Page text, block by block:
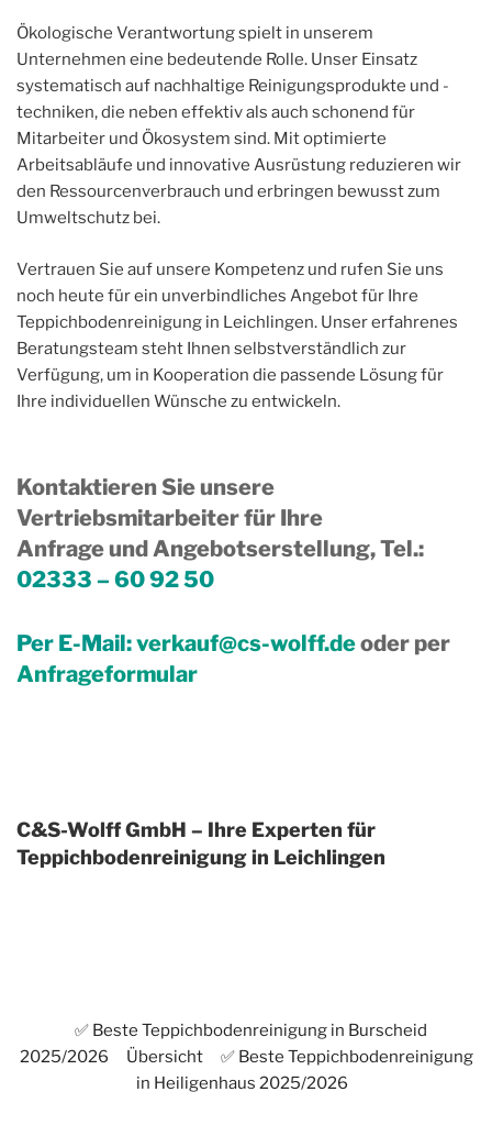
Ökologische Verantwortung spielt in unserem
Unternehmen eine bedeutende Rolle. Unser Einsatz
systematisch auf nachhaltige Reinigungsprodukte und -
techniken, die neben effektiv als auch schonend für
Mitarbeiter und Ökosystem sind. Mit optimierte
Arbeitsabläufe und innovative Ausrüstung reduzieren wir
den Ressourcenverbrauch und erbringen bewusst zum
Umweltschutz bei.
Vertrauen Sie auf unsere Kompetenz und rufen Sie uns
noch heute für ein unverbindliches Angebot für Ihre
Teppichbodenreinigung in Leichlingen. Unser erfahrenes
Beratungsteam steht Ihnen selbstverständlich zur
Verfügung, um in Kooperation die passende Lösung für
Ihre individuellen Wünsche zu entwickeln.
Kontaktieren Sie unsere
Vertriebsmitarbeiter für Ihre
Anfrage und Angebotserstellung, Tel.:
02333 – 60 92 50
Per E-Mail:verkauf@cs-wolff.deoder per
Anfrageformular
C&S-Wolff GmbH – Ihre Experten für
Teppichbodenreinigung in Leichlingen
✅ Beste Teppichbodenreinigung in Burscheid
2025/2026
Übersicht
✅ Beste Teppichbodenreinigung
in Heiligenhaus 2025/2026